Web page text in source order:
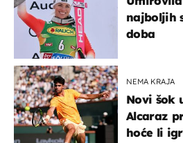
najboljih
doba
NEMA KRAJA
Novi šok
Alcaraz
hoće li